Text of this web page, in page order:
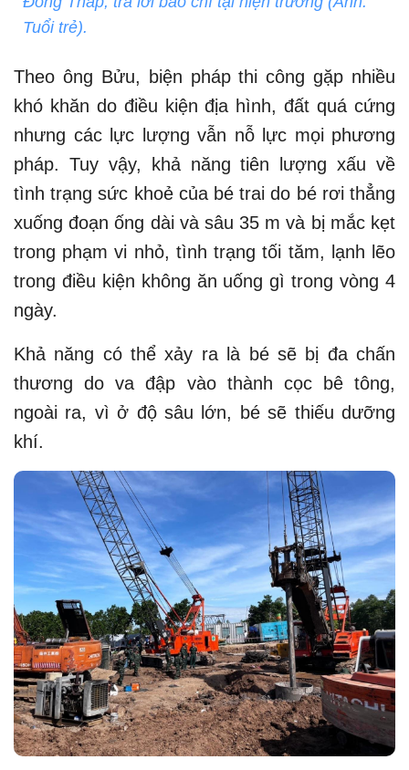
Tuổi trẻ).
Theo ông Bửu, biện pháp thi công gặp nhiều
khó khăn do điều kiện địa hình, đất quá cứng
nhưng các lực lượng vẫn nỗ lực mọi phương
pháp. Tuy vậy, khả năng tiên lượng xấu về
tình trạng sức khoẻ của bé trai do bé rơi thẳng
xuống đoạn ống dài và sâu 35 m và bị mắc kẹt
trong phạm vi nhỏ, tình trạng tối tăm, lạnh lẽo
trong điều kiện không ăn uống gì trong vòng 4
ngày.
Khả năng có thể xảy ra là bé sẽ bị đa chấn
thương do va đập vào thành cọc bê tông,
ngoài ra, vì ở độ sâu lớn, bé sẽ thiếu dưỡng
khí.